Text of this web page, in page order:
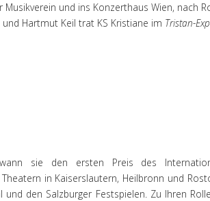
und ins Konzerthaus Wien, nach
Hartmut Keil trat KS Kristiane im Tristan-
sie den ersten Preis des
in Kaiserslautern, Heilbronn und
den Salzburger Festspielen. Zu Ihren